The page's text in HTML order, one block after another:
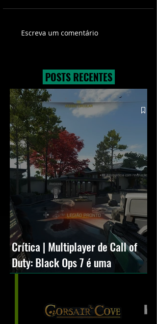
Oscar 2021 tem chances de ser
adiado, segundo revista
Escreva um comentário
POSTS RECENTES
Crítica | Multiplayer de Call of
Duty: Black Ops 7 é uma
experiência positiva, divertida e